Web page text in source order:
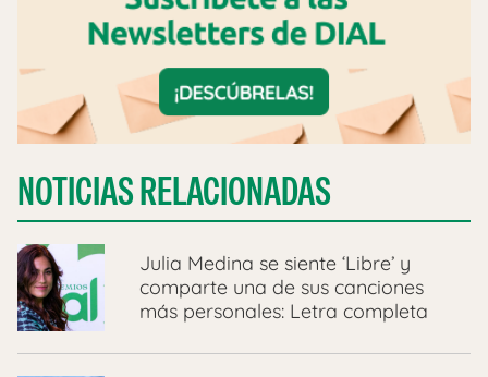
NOTICIAS RELACIONADAS
Julia Medina se siente ‘Libre’ y
comparte una de sus canciones
más personales: Letra completa